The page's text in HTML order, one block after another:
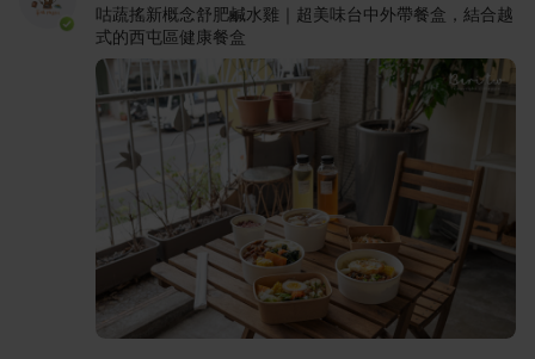
咕蔬搖新概念舒肥鹹水雞｜超美味台中外帶餐盒，結合越
式的西屯區健康餐盒